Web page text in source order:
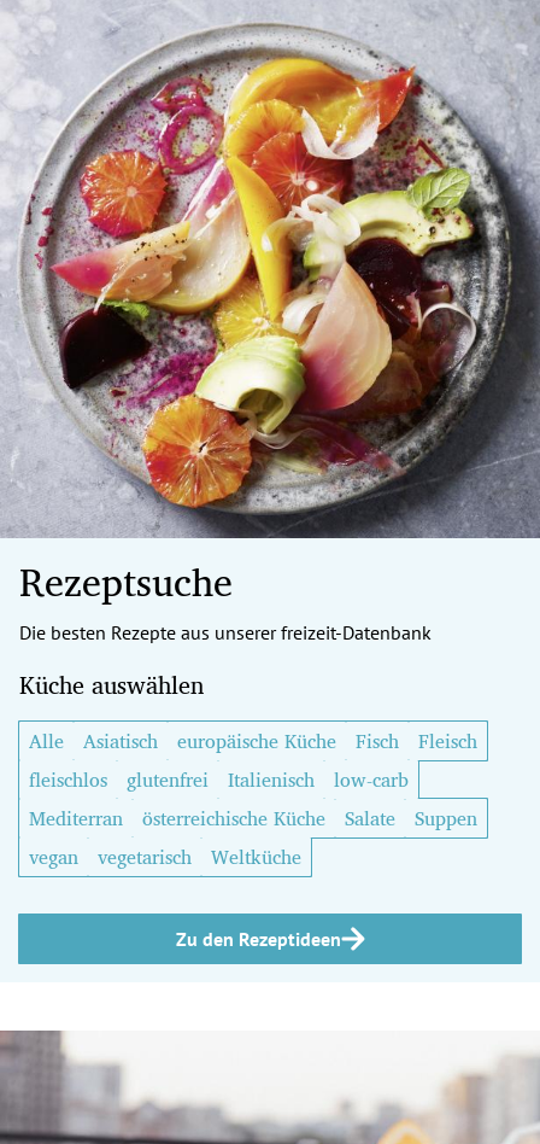
Rezeptsuche
Die besten Rezepte aus unserer freizeit-Datenbank
Küche auswählen
Alle Asiatisch europäische Küche Fisch
Fleisch
fleischlos
glutenfrei Italienisch
low-carb
Mediterran
österreichische Küche Salate
Suppen
vegan
vegetarisch Weltküche
Zu den Rezeptideen